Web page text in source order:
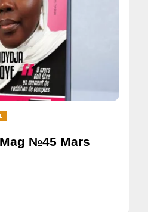
№45 Mars